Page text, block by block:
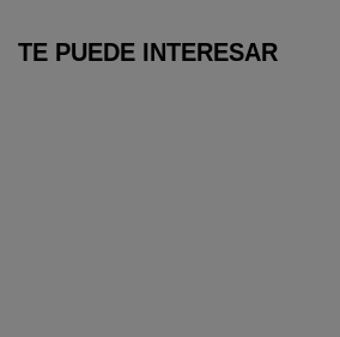
TE PUEDE INTERESAR